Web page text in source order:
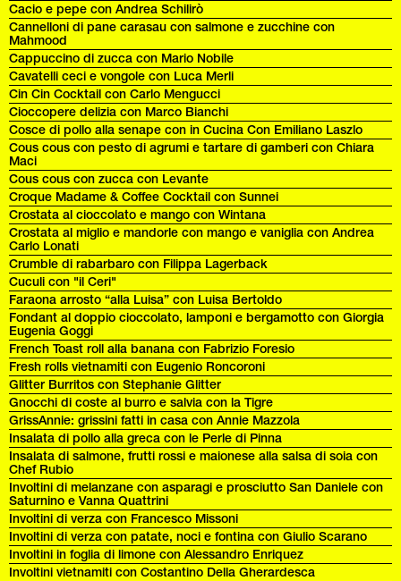
Cacio e pepe con Andrea Schilirò
Cannelloni di pane carasau con salmone e zucchine con
Mahmood
Cappuccino di zucca con Mario Nobile
Cavatelli ceci e vongole con Luca Merli
Cin Cin Cocktail con Carlo Mengucci
Cioccopere delizia con Marco Bianchi
Cosce di pollo alla senape con in Cucina Con Emiliano Laszlo
Cous cous con pesto di agrumi e tartare di gamberi con Chiara
Maci
Cous cous con zucca con Levante
Croque Madame & Coffee Cocktail con Sunnei
Crostata al cioccolato e mango con Wintana
Crostata al miglio e mandorle con mango e vaniglia con Andrea
Carlo Lonati
Crumble di rabarbaro con Filippa Lagerback
Cuculi con "il Ceri"
Faraona arrosto “alla Luisa” con Luisa Bertoldo
Fondant al doppio cioccolato, lamponi e bergamotto con Giorgia
Eugenia Goggi
French Toast roll alla banana con Fabrizio Foresio
Fresh rolls vietnamiti con Eugenio Roncoroni
Glitter Burritos con Stephanie Glitter
Gnocchi di coste al burro e salvia con la Tigre
GrissAnnie: grissini fatti in casa con Annie Mazzola
Insalata di pollo alla greca con le Perle di Pinna
Insalata di salmone, frutti rossi e maionese alla salsa di soia con
Chef Rubio
Involtini di melanzane con asparagi e prosciutto San Daniele con
Saturnino e Vanna Quattrini
Involtini di verza con Francesco Missoni
Involtini di verza con patate, noci e fontina con Giulio Scarano
Involtini in foglia di limone con Alessandro Enriquez
Involtini vietnamiti con Costantino Della Gherardesca